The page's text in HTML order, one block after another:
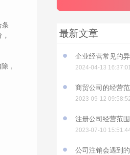
最新文章
企业经营常见的
2024-04-13
商贸公司的经营
2023-09-12
2023-07-10
公司注销会遇到
条
，